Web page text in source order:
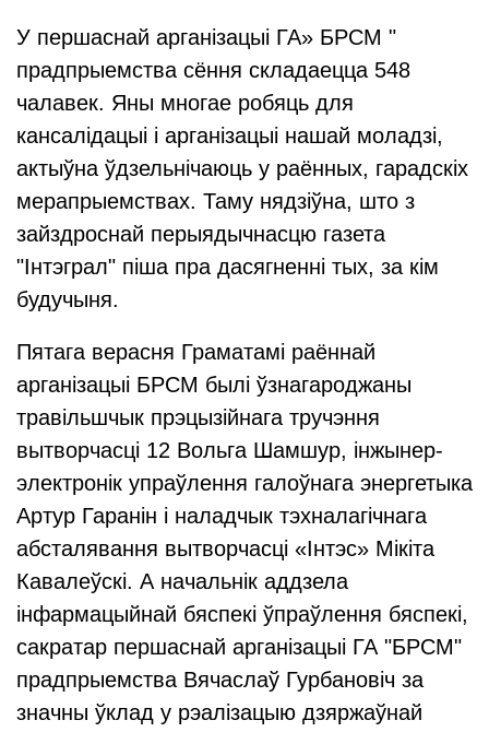
У першаснай арганізацыі ГА» БРСМ "
прадпрыемства сёння складаецца 548
чалавек. Яны многае робяць для
кансалідацыі і арганізацыі нашай моладзі,
актыўна ўдзельнічаюць у раённых, гарадскіх
мерапрыемствах. Таму нядзіўна, што з
зайздроснай перыядычнасцю газета
"Інтэграл" піша пра дасягненні тых, за кім
будучыня.
Пятага верасня Граматамі раённай
арганізацыі БРСМ былі ўзнагароджаны
травільшчык прэцызійнага тручэння
вытворчасці 12 Вольга Шамшур, інжынер-
электронік упраўлення галоўнага энергетыка
Артур Гаранін і наладчык тэхналагічнага
абсталявання вытворчасці «Інтэс» Мікіта
Кавалеўскі. А начальнік аддзела
інфармацыйнай бяспекі ўпраўлення бяспекі,
сакратар першаснай арганізацыі ГА "БРСМ"
прадпрыемства Вячаслаў Гурбановіч за
значны ўклад у рэалізацыю дзяржаўнай